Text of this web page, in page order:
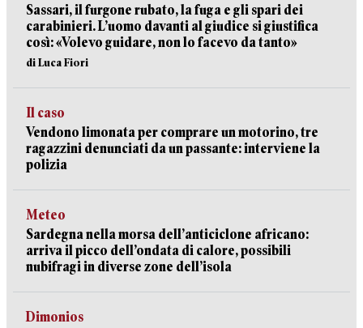
Sassari, il furgone rubato, la fuga e gli spari dei
carabinieri. L’uomo davanti al giudice si giustifica
così: «Volevo guidare, non lo facevo da tanto»
di Luca Fiori
Il caso
Vendono limonata per comprare un motorino, tre
ragazzini denunciati da un passante: interviene la
polizia
Meteo
Sardegna nella morsa dell’anticiclone africano:
arriva il picco dell’ondata di calore, possibili
nubifragi in diverse zone dell’isola
Dimonios